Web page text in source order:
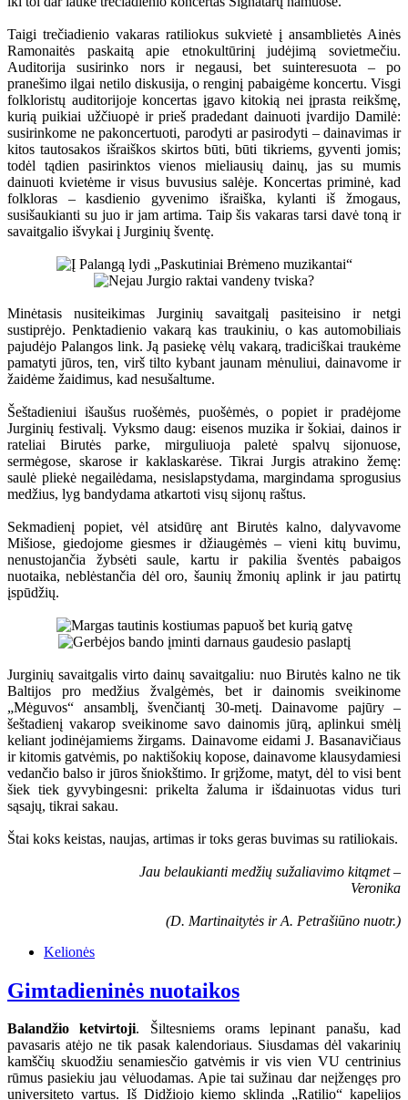
Taigi trečiadienio vakaras ratiliokus sukvietė į ansamblietės Ainės
Ramonaitės paskaitą apie etnokultūrinį judėjimą sovietmečiu.
Auditorija susirinko nors ir negausi, bet suinteresuota – po
pranešimo ilgai netilo diskusija, o renginį pabaigėme koncertu. Visgi
folkloristų auditorijoje koncertas įgavo kitokią nei įprasta reikšmę,
kurią puikiai užčiuopė ir prieš pradedant dainuoti įvardijo Damilė:
susirinkome ne pakoncertuoti, parodyti ar pasirodyti – dainavimas ir
kitos tautosakos išraiškos skirtos būti, būti tikriems, gyventi jomis;
todėl tądien pasirinktos vienos mieliausių dainų, jas su mumis
dainuoti kvietėme ir visus buvusius salėje. Koncertas priminė, kad
folkloras – kasdienio gyvenimo išraiška, kylanti iš žmogaus,
susišaukianti su juo ir jam artima. Taip šis vakaras tarsi davė toną ir
savaitgalio išvykai į Jurginių šventę.
Minėtasis nusiteikimas Jurginių savaitgalį pasiteisino ir netgi
sustiprėjo. Penktadienio vakarą kas traukiniu, o kas automobiliais
pajudėjo Palangos link. Ją pasiekę vėlų vakarą, tradiciškai traukėme
pamatyti jūros, ten, virš tilto kybant jaunam mėnuliui, dainavome ir
žaidėme žaidimus, kad nesušaltume.
Šeštadieniui išaušus ruošėmės, puošėmės, o popiet ir pradėjome
Jurginių festivalį. Vyksmo daug: eisenos muzika ir šokiai, dainos ir
rateliai Birutės parke, mirguliuoja paletė spalvų sijonuose,
sermėgose, skarose ir kaklaskarėse. Tikrai Jurgis atrakino žemę:
saulė pliekė negailėdama, nesislapstydama, margindama sprogusius
medžius, lyg bandydama atkartoti visų sijonų raštus.
Sekmadienį popiet, vėl atsidūrę ant Birutės kalno, dalyvavome
Mišiose, giedojome giesmes ir džiaugėmės – vieni kitų buvimu,
nenustojančia žybsėti saule, kartu ir pakilia šventės pabaigos
nuotaika, neblėstančia dėl oro, šaunių žmonių aplink ir jau patirtų
įspūdžių.
Jurginių savaitgalis virto dainų savaitgaliu: nuo Birutės kalno ne tik
Baltijos pro medžius žvalgėmės, bet ir dainomis sveikinome
„Mėguvos“ ansamblį, švenčiantį 30-metį. Dainavome pajūry –
šeštadienį vakarop sveikinome savo dainomis jūrą, aplinkui smėlį
keliant jodinėjamiems žirgams. Dainavome eidami J. Basanavičiaus
ir kitomis gatvėmis, po naktišokių kopose, dainavome klausydamiesi
vedančio balso ir jūros šniokštimo. Ir grįžome, matyt, dėl to visi bent
šiek tiek gyvybingesni: prikelta žaluma ir išdainuotas vidus turi
sąsajų, tikrai sakau.
Štai koks keistas, naujas, artimas ir toks geras buvimas su ratiliokais.
Jau belaukianti medžių sužaliavimo kitąmet –
Veronika
(D. Martinaitytės ir A. Petrašiūno nuotr.)
Kelionės
Gimtadieninės nuotaikos
Balandžio ketvirtoji. Šiltesniems orams lepinant panašu, kad
pavasaris atėjo ne tik pasak kalendoriaus. Siusdamas dėl vakarinių
kamščių skuodžiu senamiesčio gatvėmis ir vis vien VU centrinius
rūmus pasiekiu jau vėluodamas. Apie tai sužinau dar neįžengęs pro
universiteto vartus. Iš Didžiojo kiemo sklinda „Ratilio“ kapelijos